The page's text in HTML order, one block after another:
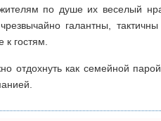
по душе их веселый
галантны,
к гостям.
отдохнуть как семейной